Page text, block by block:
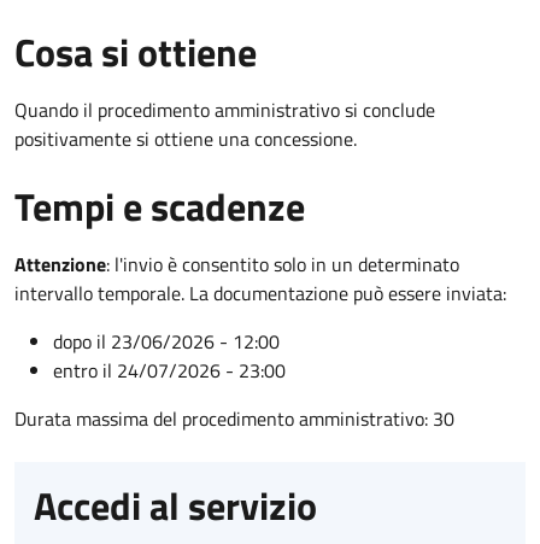
Cosa si ottiene
Quando il procedimento amministrativo si conclude
positivamente si ottiene una concessione.
Tempi e scadenze
Attenzione: l'invio è consentito solo in un determinato
intervallo temporale. La documentazione può essere inviata:
dopo il 23/06/2026 - 12:00
entro il 24/07/2026 - 23:00
Durata massima del procedimento amministrativo: 30
Accedi al servizio